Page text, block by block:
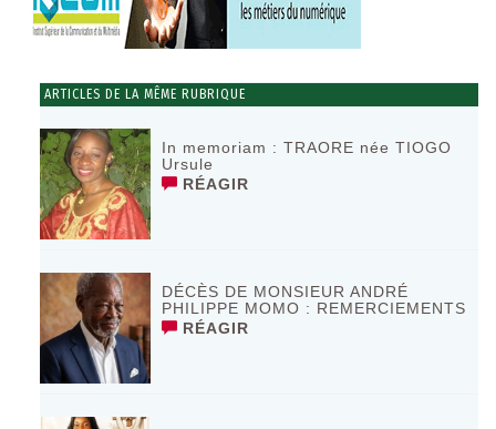
ARTICLES DE LA MÊME RUBRIQUE
In memoriam : TRAORE née TIOGO
Ursule
RÉAGIR
DÉCÈS DE MONSIEUR ANDRÉ
PHILIPPE MOMO : REMERCIEMENTS
RÉAGIR